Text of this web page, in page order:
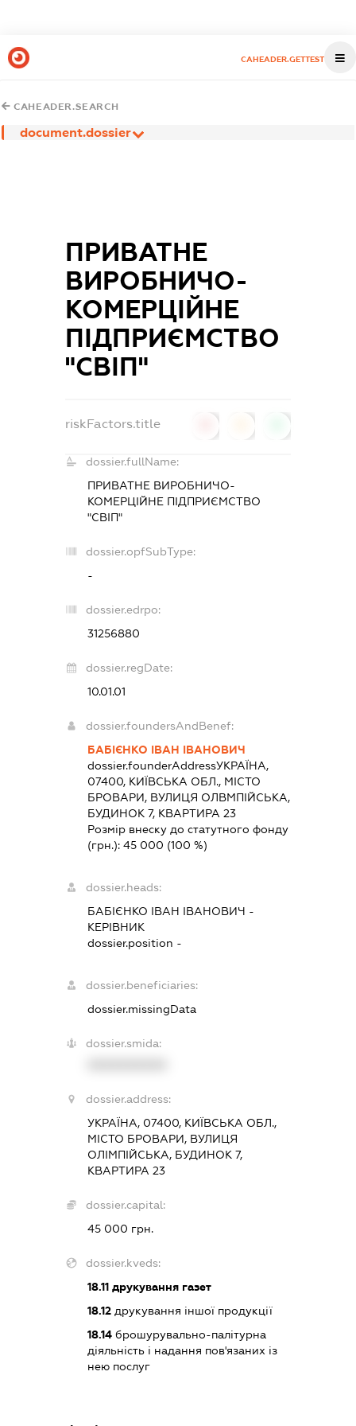
CAHEADER.GETTEST
CAHEADER.SEARCH
document.dossier
ПРИВАТНЕ
ВИРОБНИЧО-
КОМЕРЦІЙНЕ
ПІДПРИЄМСТВО
"СВІП"
riskFactors.title
dossier.fullName:
ПРИВАТНЕ ВИРОБНИЧО-
КОМЕРЦІЙНЕ ПІДПРИЄМСТВО
"СВІП"
dossier.opfSubType:
-
dossier.edrpo:
31256880
dossier.regDate:
10.01.01
dossier.foundersAndBenef:
БАБІЄНКО ІВАН ІВАНОВИЧ
dossier.founderAddressУКРАЇНА,
07400, КИЇВСЬКА ОБЛ., МІСТО
БРОВАРИ, ВУЛИЦЯ ОЛВМПІЙСЬКА,
БУДИНОК 7, КВАРТИРА 23
Розмір внеску до статутного фонду
(грн.): 45 000 (100 %)
dossier.heads:
БАБІЄНКО ІВАН ІВАНОВИЧ -
КЕРІВНИК
dossier.position -
dossier.beneficiaries:
dossier.missingData
dossier.smida:
dossier.address:
УКРАЇНА, 07400, КИЇВСЬКА ОБЛ.,
МІСТО БРОВАРИ, ВУЛИЦЯ
ОЛІМПІЙСЬКА, БУДИНОК 7,
КВАРТИРА 23
dossier.capital:
45 000 грн.
dossier.kveds:
18.11друкування газет
18.12друкування іншої продукції
18.14брошурувально-палітурна
діяльність і надання пов'язаних із
нею послуг